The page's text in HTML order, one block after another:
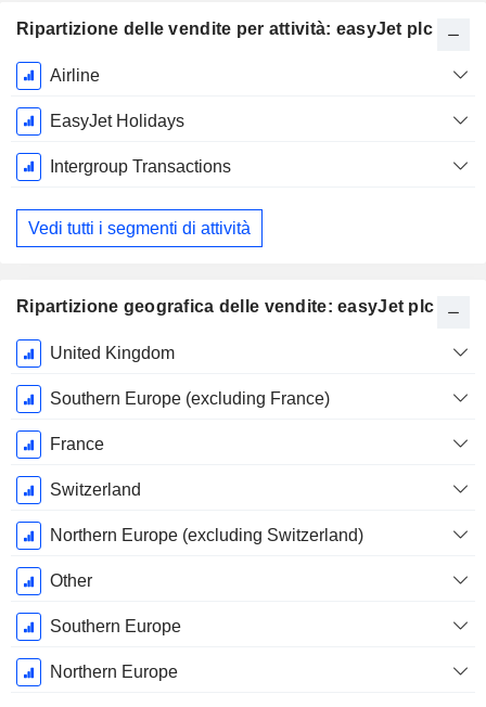
Ripartizione delle vendite per attività: easyJet plc
Periodo
Fiscale:
Settembre
Airline
EasyJet Holidays
Intergroup Transactions
Vedi tutti i segmenti di attività
Ripartizione geografica delle vendite: easyJet plc
Periodo
Fiscale:
Settembre
United Kingdom
Southern Europe (excluding France)
France
Switzerland
Northern Europe (excluding Switzerland)
Other
Southern Europe
Northern Europe